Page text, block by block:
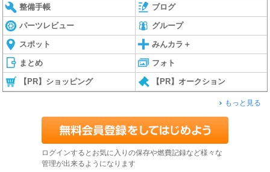
整備手帳 ブログ
パーツレビュー グループ
スポット みんカラ＋
まとめ フォト
【PR】ショッピング 【PR】オークション
もっと見る
ログインするとお気に入りの保存や燃費記録など様々な
管理が出来るようになります